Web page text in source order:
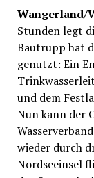
Wangerland/
Stunden legt
Bautrupp hat
genutzt: Ein
und dem
Nun kann der
wieder durch
Nordseeinsel